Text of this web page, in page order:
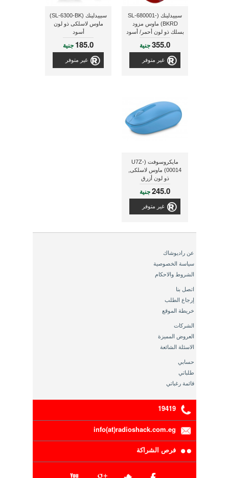
سبييدلينك (SL-680001-
BKRD) ماوس مزود
بسلك ذو لون أحمر/ أسود
355.0جنية
غير متوفر
سبييدلينك (SL-6300-BK)
ماوس لاسلكى ذو لون
أسود
185.0 جنية
غير متوفر
مايكروسوفت (U7Z-
00014) ماوس لاسلكى,
ذو لون أزرق
245.0جنية
غير متوفر
عن راديوشاك
سياسة الخصوصية
الشروط والاحكام
اتصل بنا
إرجاع الطلب
خريطة الموقع
الشركات
العروض المميزة
الاسئلة الشائعة
حسابي
طلباتي
قائمة رغباتي
19419
info(at)radioshack.com.eg
فرص الشراكة